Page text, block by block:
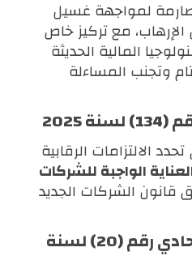
صارمة لمواجهة غسيل
مع تركيز خاص
المالية الحديثة
وتجنب المساءلة
الالتزامات الرقابية
الواجبة للشركات
قانون الشركات الجديد
3. المرسوم بقانون اتحادي رقم (20) لسنة